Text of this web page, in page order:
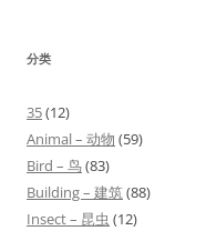
分类
35(12)
Animal – 动物 (59)
Bird – 鸟(83)
Building – 建筑(88)
Insect – 昆虫 (12)